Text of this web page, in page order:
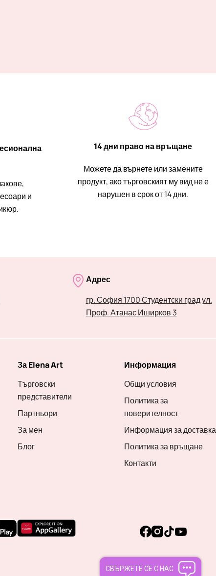
и
14 дни право на връщане
Можете да върнете или замените
продукт, ако търговският му вид не е
нарушен в срок от 14 дни.
Адрес
гр. София 1700 Студентски град ул.
Проф. Атанас Иширков 3
За Elena Art
Търговски
представители
Партньори
За мен
Блог
Информация
Общи условия
Политика за
поверителност
Информация за доставка
Политика за връщане
Контакти
Facebook
Instagram
TikTokYouTube
СВЪРЖЕТЕ СЕ С НАС